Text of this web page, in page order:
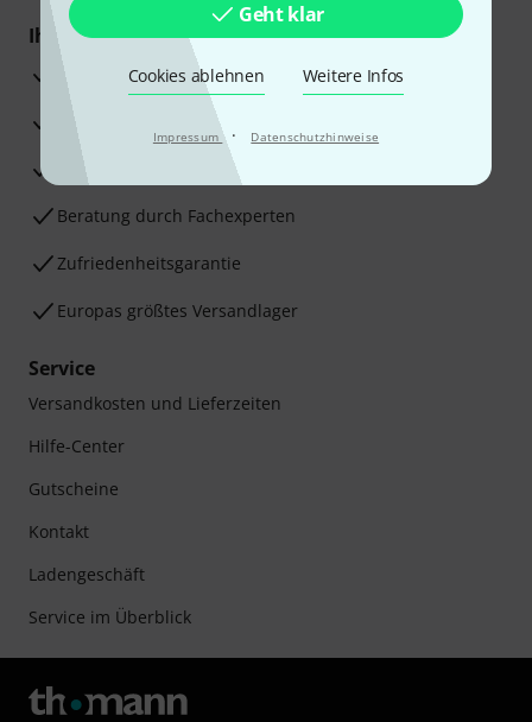
Geht klar
Cookies ablehnen Weitere Infos
Impressum · Datenschutzhinweise
Ihre Vorteile
3 Jahre Thomann Garantie
30 Tage Money-Back-Garantie
Beratung durch Fachexperten
Zufriedenheitsgarantie
Europas größtes Versandlager
Service
Versandkosten und Lieferzeiten
Hilfe-Center
Gutscheine
Kontakt
Ladengeschäft
Service im Überblick